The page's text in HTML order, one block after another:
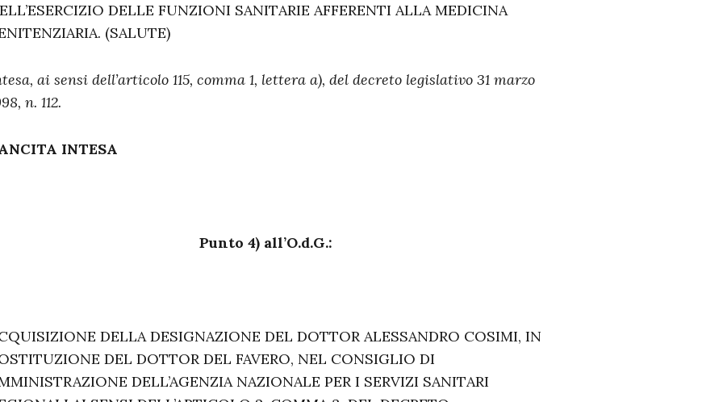
DELLE FUNZIONI SANITARIE AFFERENTI ALLA MEDICINA
(SALUTE)
ai sensi dell’articolo 115, comma 1, lettera a), del decreto legislativo 31 marzo
n. 112.
INTESA
Punto 4) all’O.d.G.:
DELLA DESIGNAZIONE DEL DOTTOR ALESSANDRO COSIMI, IN
DEL DOTTOR DEL FAVERO, NEL CONSIGLIO DI
DELL’AGENZIA NAZIONALE PER I SERVIZI SANITARI